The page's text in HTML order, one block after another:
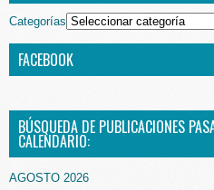
Categorías
FACEBOOK
BÚSQUEDA DE PUBLICACIONES
CALENDARIO:
AGOSTO 2026